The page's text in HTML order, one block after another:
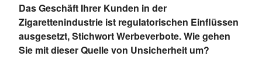
Das Geschäft Ihrer Kunden in der
Zigarettenindustrie ist regulatorischen Einflüssen
ausgesetzt, Stichwort Werbeverbote. Wie gehen
Sie mit dieser Quelle von Unsicherheit um?